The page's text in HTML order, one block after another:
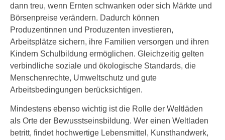
dann treu, wenn Ernten schwanken oder sich Märkte und
Börsenpreise verändern. Dadurch können
Produzentinnen und Produzenten investieren,
Arbeitsplätze sichern, ihre Familien versorgen und ihren
Kindern Schulbildung ermöglichen. Gleichzeitig gelten
verbindliche soziale und ökologische Standards, die
Menschenrechte, Umweltschutz und gute
Arbeitsbedingungen berücksichtigen.
Mindestens ebenso wichtig ist die Rolle der Weltläden
als Orte der Bewusstseinsbildung. Wer einen Weltladen
betritt, findet hochwertige Lebensmittel, Kunsthandwerk,